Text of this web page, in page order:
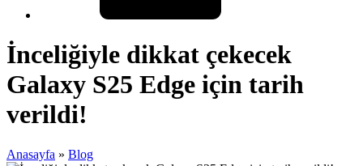
İnceliğiyle dikkat çekecek
Galaxy S25 Edge için tarih
verildi!
Anasayfa » Blog